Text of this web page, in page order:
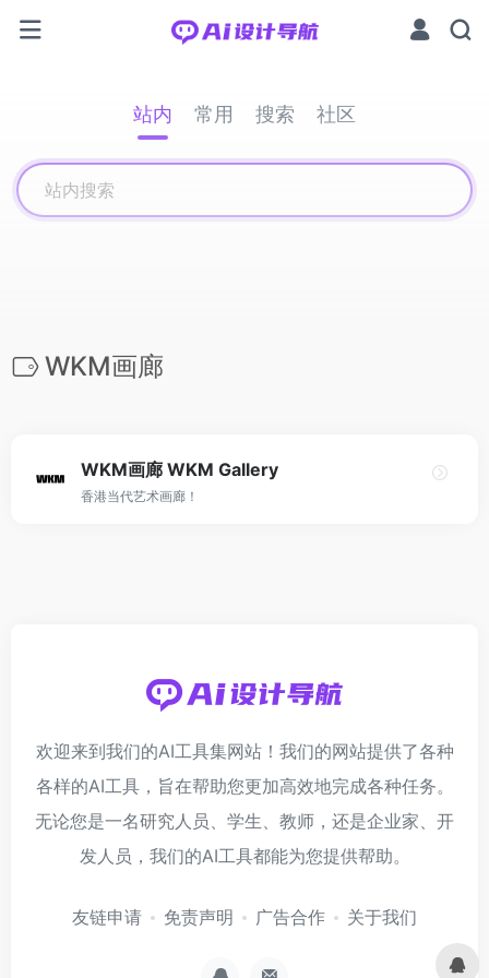
站内 常用 搜索 社区
WKM画廊
WKM画廊 WKM Gallery
香港当代艺术画廊！
欢迎来到我们的AI工具集网站！我们的网站提供了各种
各样的AI工具，旨在帮助您更加高效地完成各种任务。
无论您是一名研究人员、学生、教师，还是企业家、开
发人员，我们的AI工具都能为您提供帮助。
友链申请 免责声明 广告合作 关于我们